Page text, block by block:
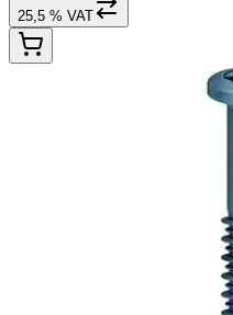
25,5 % VAT